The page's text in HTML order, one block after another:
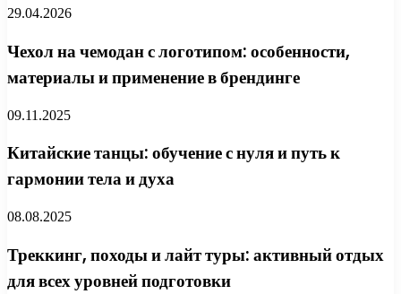
29.04.2026
Чехол на чемодан с логотипом: особенности,
материалы и применение в брендинге
09.11.2025
Китайские танцы: обучение с нуля и путь к
гармонии тела и духа
08.08.2025
Треккинг, походы и лайт туры: активный отдых
для всех уровней подготовки